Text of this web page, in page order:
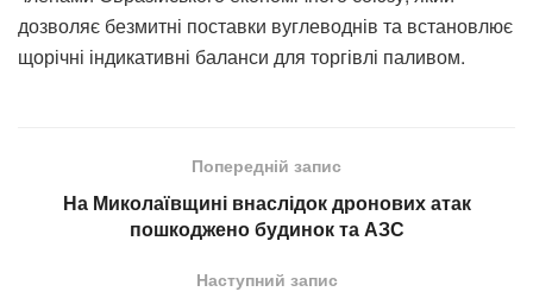
дозволяє безмитні поставки вуглеводнів та встановлює
щорічні індикативні баланси для торгівлі паливом.
Попередній запис
На Миколаївщині внаслідок дронових атак
пошкоджено будинок та АЗС
Наступний запис